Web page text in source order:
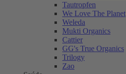
Tautropfen
We Love The Planet
Weleda
Mukti Organics
Cattier
GG's True Organics
Trilogy
Zao